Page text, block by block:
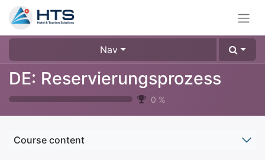
Nav
DE: Reservierungsprozess
0 %
Course content